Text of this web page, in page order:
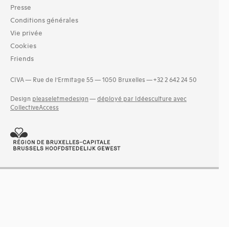
Presse
Conditions générales
Vie privée
Cookies
Friends
CIVA — Rue de l’Ermitage 55 — 1050 Bruxelles — +32 2 642 24 50
Design pleaseletmedesign — déployé par Idéesculture avec
CollectiveAccess